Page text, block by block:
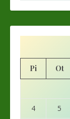
Pi Ot
4 5